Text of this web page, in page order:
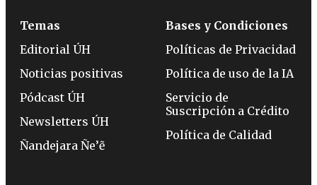
Temas
Editorial ÚH
Noticias positivas
Pódcast ÚH
Newsletters ÚH
Ñandejara Ñe’ẽ
Bases y Condiciones
Políticas de Privacidad
Política de uso de la IA
Servicio de
Suscripción a Crédito
Política de Calidad